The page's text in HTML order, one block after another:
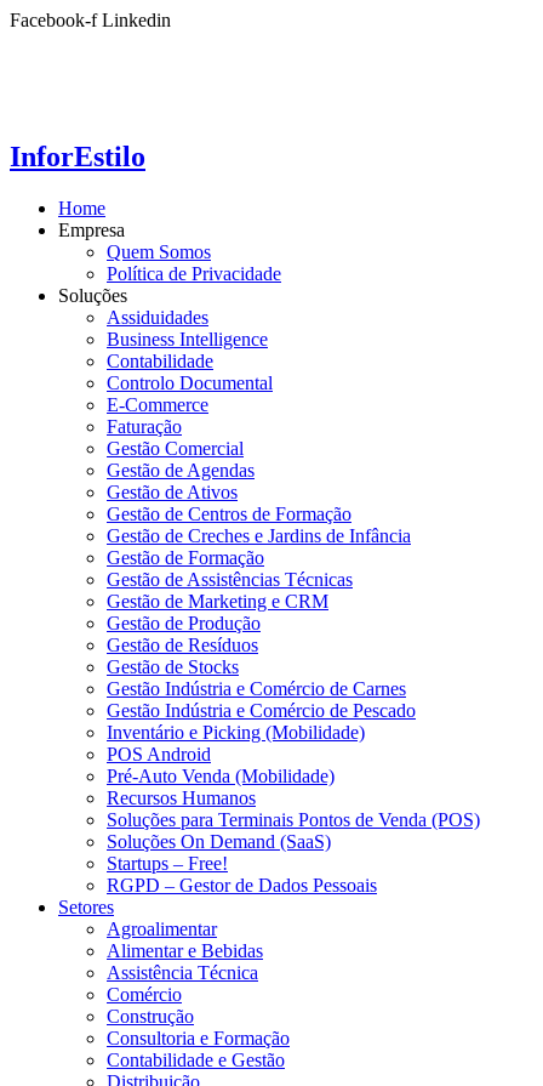
Ir
Facebook-f Linkedin
InforEstilo
Home
Empresa
Quem Somos
Política de Privacidade
Soluções
Assiduidades
Business Intelligence
Contabilidade
Controlo Documental
E-Commerce
Faturação
Gestão Comercial
Gestão de Agendas
Gestão de Ativos
Gestão de Centros de Formação
Gestão de Creches e Jardins de Infância
Gestão de Formação
Gestão de Assistências Técnicas
Gestão de Marketing e CRM
Gestão de Produção
Gestão de Resíduos
Gestão de Stocks
Gestão Indústria e Comércio de Carnes
Gestão Indústria e Comércio de Pescado
Inventário e Picking (Mobilidade)
POS Android
Pré-Auto Venda (Mobilidade)
Recursos Humanos
Soluções para Terminais Pontos de Venda (POS)
Soluções On Demand (SaaS)
Startups – Free!
RGPD – Gestor de Dados Pessoais
Setores
Agroalimentar
Alimentar e Bebidas
Assistência Técnica
Comércio
Construção
Consultoria e Formação
Contabilidade e Gestão
Distribuição